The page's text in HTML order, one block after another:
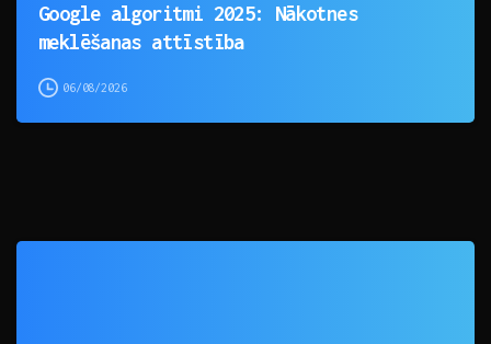
Google algoritmi 2025: Nākotnes
meklēšanas attīstība
06/08/2026